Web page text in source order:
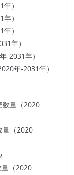
）
）
）
年）
-2031年）
年-2031年）
数量（2020
量（2020
量（2020